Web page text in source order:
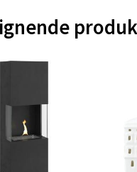
Malmporten